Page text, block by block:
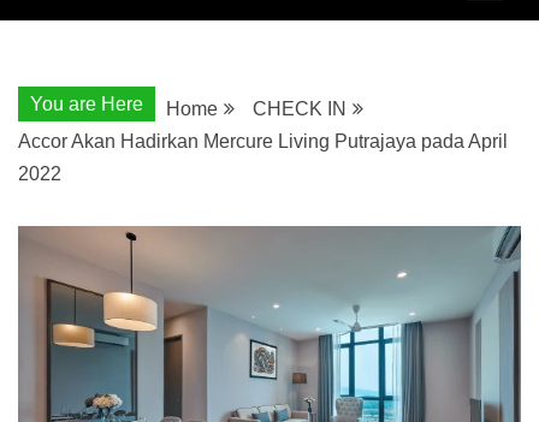
You are Here Home
CHECK IN
Accor Akan Hadirkan Mercure Living Putrajaya pada April
2022